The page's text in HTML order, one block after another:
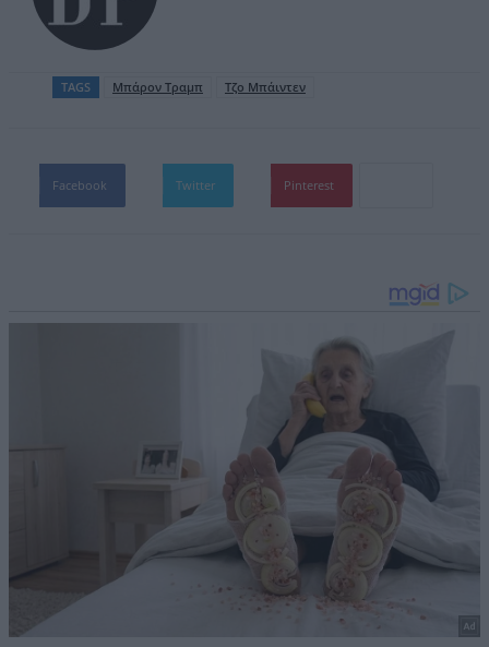
TAGS Μπάρον Τραμπ Τζο Μπάιντεν
Facebook Twitter Pinterest